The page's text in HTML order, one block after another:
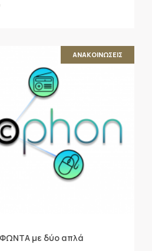
ΑΝΑΚΟΙΝΩΣΕΙΣ
με δύο απλά